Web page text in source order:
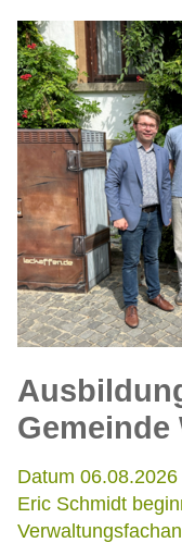
Gemeinde
Datum 06.08.2026
Eric Schmidt